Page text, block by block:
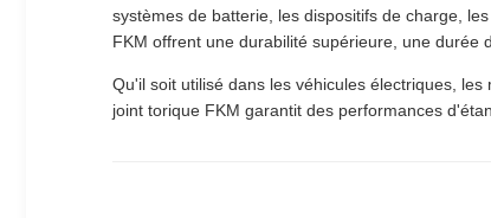
systèmes de batterie, les dispositifs de charge,
FKM offrent une durabilité supérieure, une durée
Qu'il soit utilisé dans les véhicules électriques,
joint torique FKM garantit des performances